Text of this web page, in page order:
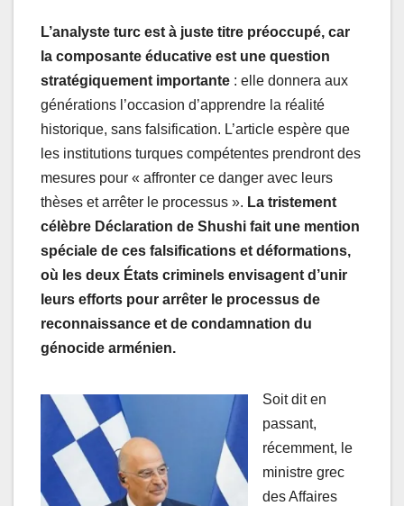
L’analyste turc est à juste titre préoccupé, car
la composante éducative est une question
stratégiquement importante : elle donnera aux
générations l’occasion d’apprendre la réalité
historique, sans falsification. L’article espère que
les institutions turques compétentes prendront des
mesures pour « affronter ce danger avec leurs
thèses et arrêter le processus ». La tristement
célèbre Déclaration de Shushi fait une mention
spéciale de ces falsifications et déformations,
où les deux États criminels envisagent d’unir
leurs efforts pour arrêter le processus de
reconnaissance et de condamnation du
génocide arménien.
Soit dit en
passant,
récemment, le
ministre grec
des Affaires